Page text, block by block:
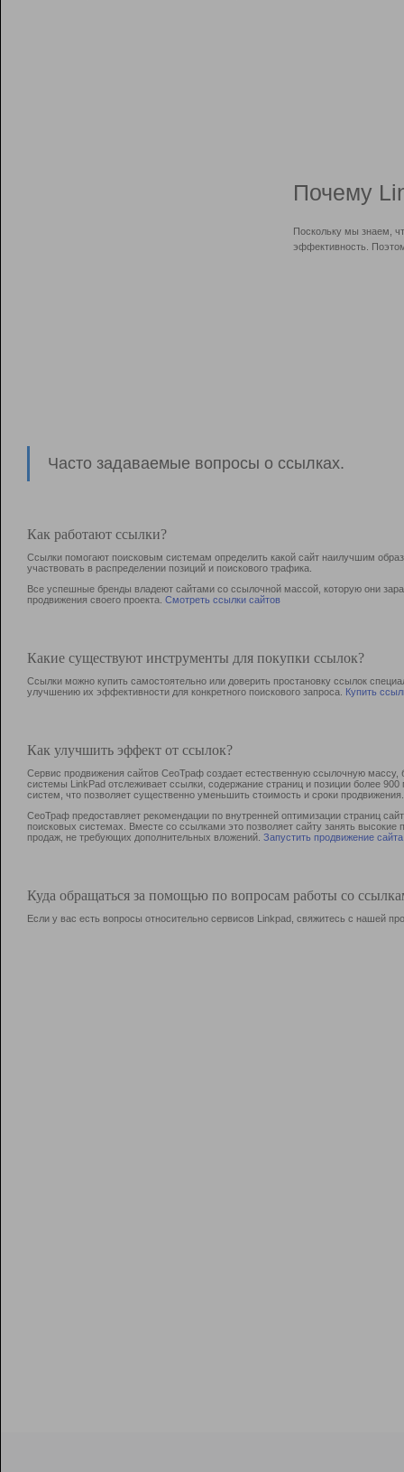
Почему
Поскольку мы знаем,
эффективность.
Часто задаваемые вопросы о ссылках.
Как работают ссылки?
Ссылки помогают поисковым системам определить какой сайт наилучшим
участвовать в раcпределении позиций и поискового трафика.
Все успешные бренды владеют сайтами со ссылочной массой, которую они
продвижения своего проекта. Смотреть ссылки сайтов
Какие существуют инструменты для покупки ссылок?
Ссылки можно купить самостоятельно или доверить простановку ссылок
улучшению их эффективности для конкретного поискового запроса. Купить
Как улучшить эффект от ссылок?
Сервис продвижения сайтов СеоТраф создает естественную ссылочную
системы LinkPad отслеживает ссылки, содержание страниц и позиции более
систем, что позволяет существенно уменьшить стоимость и сроки продвижения.
СеоТраф предоставляет рекомендации по внутренней оптимизации страниц
поисковых системах. Вместе со ссылками это позволяет сайту занять
продаж, не требующих дополнительных вложений. Запустить продвижение сайта
Куда обращаться за помощью по вопросам работы со
Если у вас есть вопросы относительно сервисов Linkpad, свяжитесь с нашей